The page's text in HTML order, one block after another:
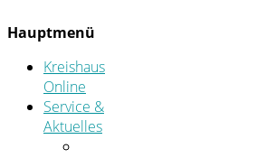
Hauptmenü
Kreishaus
Online
Service &
Aktuelles